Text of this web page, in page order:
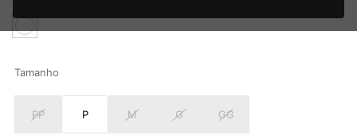
nosso Aviso de Privacidade. Quando você visita nosso site,
consideraremos isso como sua solicitação específica para
entre outros, a capacidade de comprar um item em nossa
Cookies acesse o link.
Tamanho
PP P M G GG